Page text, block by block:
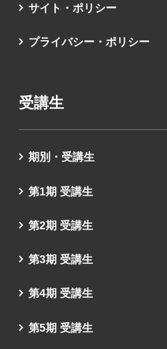
サイト・ポリシー
プライバシー・ポリシー
受講生
期別・受講生
第1期 受講生
第2期 受講生
第3期 受講生
第4期 受講生
第5期 受講生